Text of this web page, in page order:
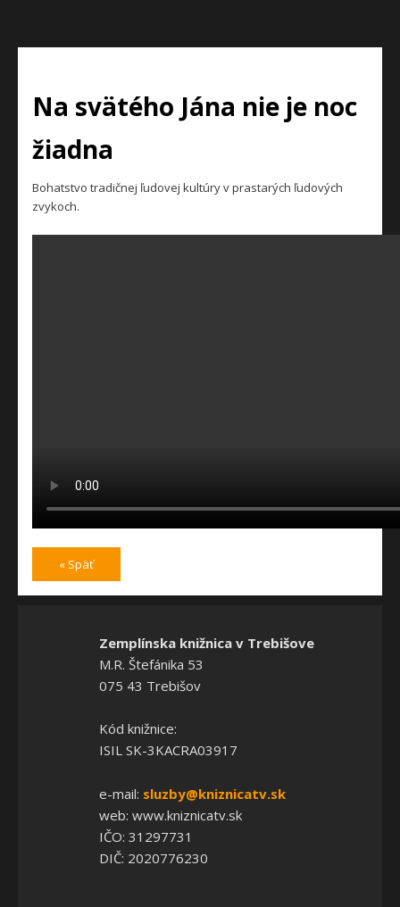
Na svätého Jána nie je noc
žiadna
Bohatstvo tradičnej ľudovej kultúry v prastarých ľudových
zvykoch.
« Späť
Zemplínska knižnica v Trebišove
M.R. Štefánika 53
075 43 Trebišov
Kód knižnice:
ISIL SK-3KACRA03917
e-mail: sluzby@kniznicatv.sk
web: www.kniznicatv.sk
IČO: 31297731
DIČ: 2020776230